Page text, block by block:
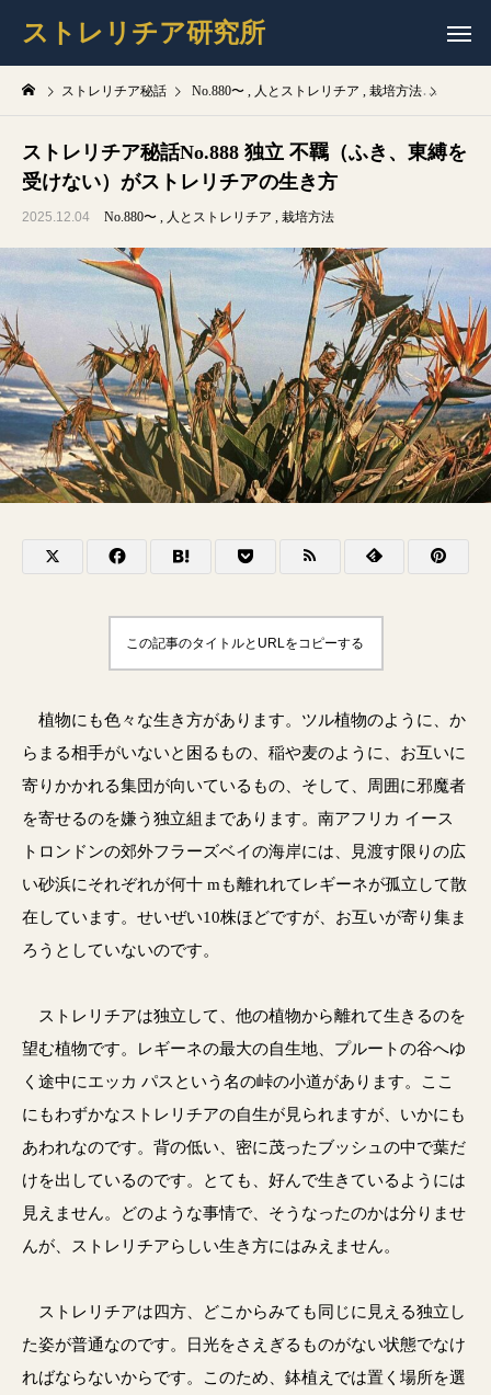
ストレリチア研究所
ストレリチア秘話 No.880〜 人とストレリチア 栽培方法
ストレリチア秘話No.888 独立 不羈（ふき、東縛を
受けない）がストレリチアの生き方
2025.12.04 No.880〜 人とストレリチア 栽培方法
この記事のタイトルとURLをコピーする
植物にも色々な生き方があります。ツル植物のように、か
らまる相手がいないと困るもの、稲や麦のように、お互いに
寄りかかれる集団が向いているもの、そして、周囲に邪魔者
を寄せるのを嫌う独立組まであります。南アフリカ イース
トロンドンの郊外フラーズベイの海岸には、見渡す限りの広
い砂浜にそれぞれが何十 mも離れれてレギーネが孤立して散
在しています。せいぜい10株ほどですが、お互いが寄り集ま
ろうとしていないのです。
ストレリチアは独立して、他の植物から離れて生きるのを
望む植物です。レギーネの最大の自生地、プルートの谷へゆ
く途中にエッカ パスという名の峠の小道があります。ここ
にもわずかなストレリチアの自生が見られますが、いかにも
あわれなのです。背の低い、密に茂ったブッシュの中で葉だ
けを出しているのです。とても、好んで生きているようには
見えません。どのような事情で、そうなったのかは分りませ
んが、ストレリチアらしい生き方にはみえません。
ストレリチアは四方、どこからみても同じに見える独立し
た姿が普通なのです。日光をさえぎるものがない状態でなけ
ればならないからです。このため、鉢植えでは置く場所を選